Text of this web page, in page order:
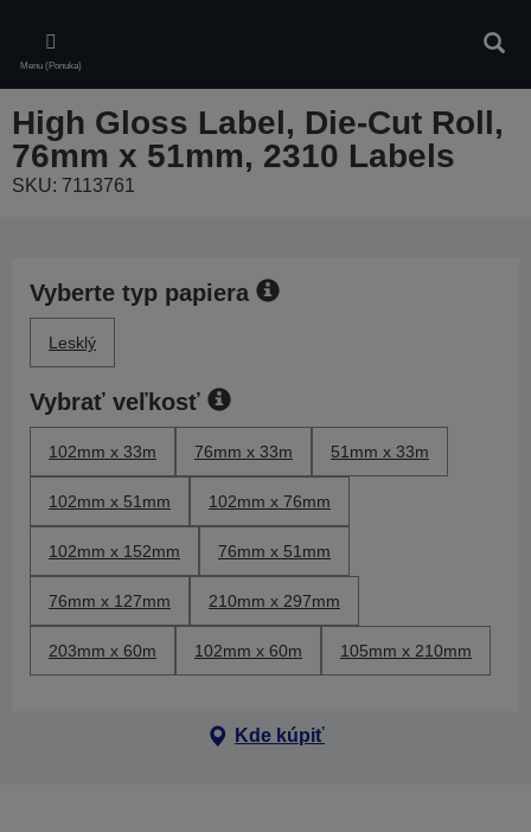
main
content
Menu (Ponuka)
High Gloss Label, Die-Cut Roll,
76mm x 51mm, 2310 Labels
SKU: 7113761
Vyberte typ papiera
Lesklý
Vybrať veľkosť
102mm x 33m 76mm x 33m 51mm x 33m
102mm x 51mm 102mm x 76mm
102mm x 152mm 76mm x 51mm
76mm x 127mm 210mm x 297mm
203mm x 60m 102mm x 60m 105mm x 210mm
Kde kúpiť